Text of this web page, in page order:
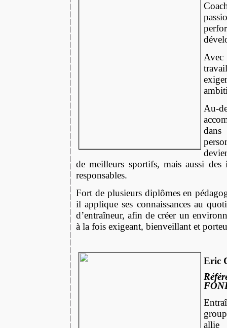
Au-
de meilleurs sportifs, mais aussi
responsables.
Fort de plusieurs diplômes en
il applique ses connaissances au
d’entraîneur, afin de créer un
à la fois exigeant, bienveillant et
Eric
R